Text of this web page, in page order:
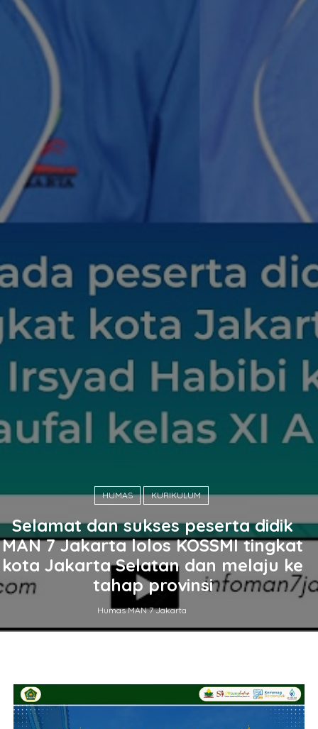
HUMAS KURIKULUM
Selamat dan sukses peserta didik
MAN 7 Jakarta lolos KOSSMI tingkat
kota Jakarta Selatan dan melaju ke
tahap provinsi
Humas MAN 7 Jakarta